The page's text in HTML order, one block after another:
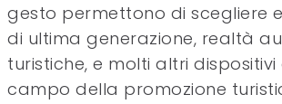
gesto permettono di scegliere
di ultima generazione, realtà
turistiche, e molti altri
campo della promozione